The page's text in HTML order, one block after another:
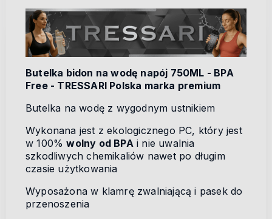
Butelka bidon na wodę napój 750ML - BPA
Free - TRESSARI Polska marka premium
Butelka na wodę z wygodnym ustnikiem
Wykonana jest z ekologicznego PC, który jest
w 100%wolny od BPA i nie uwalnia
szkodliwych chemikaliów nawet po długim
czasie użytkowania
Wyposażona w klamrę zwalniającą i pasek do
przenoszenia